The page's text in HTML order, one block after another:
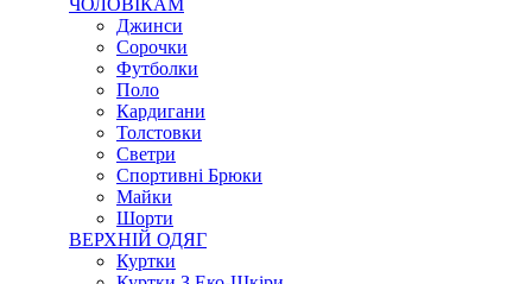
ЧОЛОВІКАМ
Джинси
Сорочки
Футболки
Поло
Кардигани
Толстовки
Светри
Спортивні Брюки
Майки
Шорти
ВЕРХНІЙ ОДЯГ
Куртки